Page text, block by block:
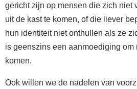
gericht zijn op mensen die zich niet
uit de kast te komen, of die liever
hun identiteit niet onthullen als ze
is geenszins een aanmoediging om
komen.
Ook willen we de nadelen van